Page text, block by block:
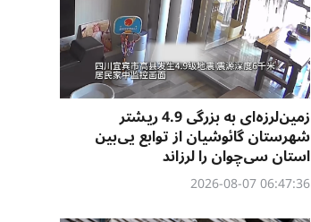
زمین‌لرزه‌ای به بزرگی 4.9 ریشتر
شهرستان گائوشیان از توابع یی‌بین
استان سی‌چوان را لرزاند
06:47:36 2026-08-07